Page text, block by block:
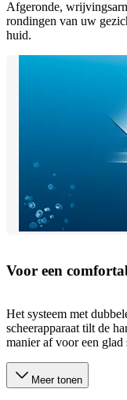
Afgeronde,
rondingen van uw
huid.
Voor een
Het systeem met
scheerapparaat tilt de
manier af voor een glad
Meer tonen